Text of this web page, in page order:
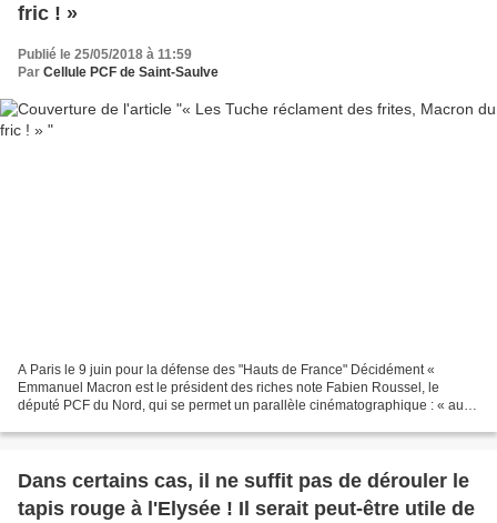
fric ! »
Publié le 25/05/2018 à 11:59
Par Cellule PCF de Saint-Saulve
A Paris le 9 juin pour la défense des "Hauts de France" Décidément «
Emmanuel Macron est le président des riches note Fabien Roussel, le
député PCF du Nord, qui se permet un parallèle cinématographique : « au
Dans certains cas, il ne suffit pas de dérouler le
tapis rouge à l'Elysée ! Il serait peut-être utile de